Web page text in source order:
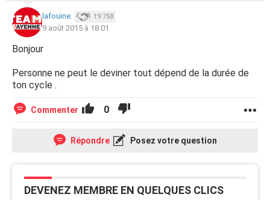
lafouine. 19 758
9 août 2015 à 18:01
Bonjour
Personne ne peut le deviner tout dépend de la durée de
ton cycle .
Commenter 0
Répondre Posez votre question
DEVENEZ MEMBRE EN QUELQUES CLICS